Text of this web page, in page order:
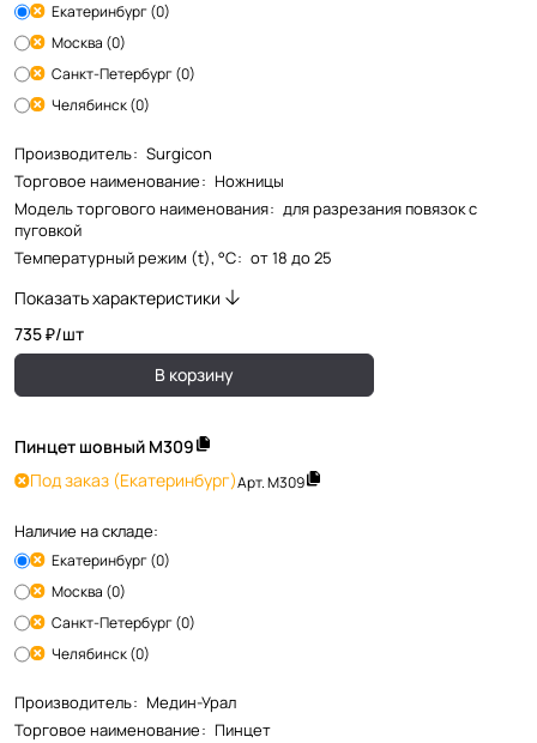
Екатеринбург (0)
Москва (0)
Санкт-Петербург (0)
Челябинск (0)
Производитель: Surgicon
Торговое наименование: Ножницы
Модель торгового наименования: для разрезания повязок с
пуговкой
Температурный режим (t), °С: от 18 до 25
Показать характеристики
735 ₽/шт
В корзину
Пинцет шовный М309
Под заказ (Екатеринбург)Арт.М309
Наличие на складе:
Екатеринбург (0)
Москва (0)
Санкт-Петербург (0)
Челябинск (0)
Производитель: Медин-Урал
Торговое наименование: Пинцет